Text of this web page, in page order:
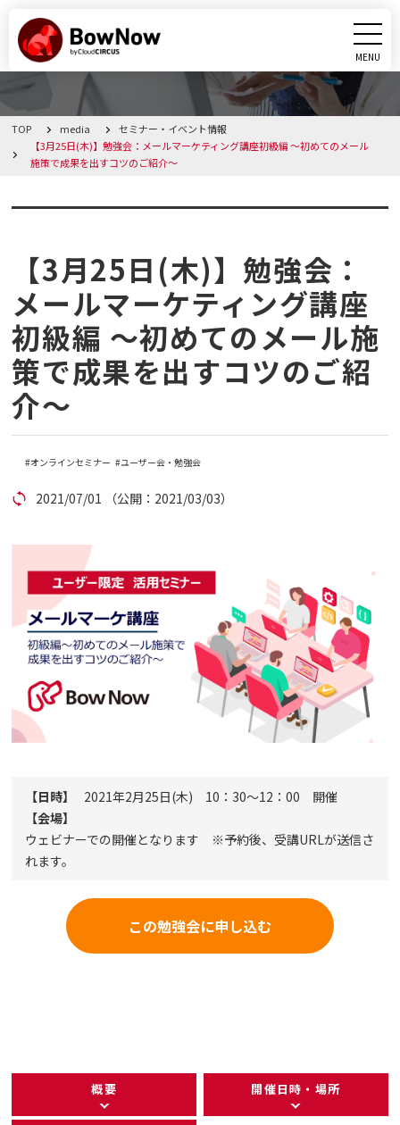
MENU
CLOSE
BowNowとは
料金・プラン
導入事例
メディア
コラム
セミナー
お問い合わせ
代理店の方はこちら
マニュアルサイト
TOP media
セミナー・イベント情報
【3月25日(木)】勉強会：メールマーケティング講座初級編 ～初めてのメール
施策で成果を出すコツのご紹介～
セミナー・イベント情報
【3月25日(木)】勉強会：
メールマーケティング講座
初級編 ～初めてのメール施
策で成果を出すコツのご紹
介～
オンラインセミナー ユーザー会・勉強会
2021/07/01 （公開：2021/03/03）
【日時】
2021年2月25日(木) 10：30～12：00 開催
【会場】
ウェビナーでの開催となります ※予約後、受講URLが送信さ
れます。
この勉強会に申し込む
概要 開催日時・場所